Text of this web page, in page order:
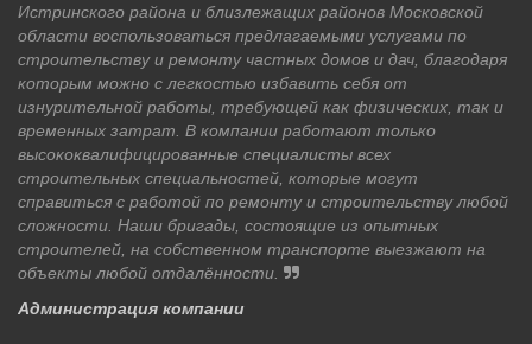
Истринского района и близлежащих районов Московской
области воспользоваться предлагаемыми услугами по
строительству и ремонту частных домов и дач, благодаря
которым можно с легкостью избавить себя от
изнурительной работы, требующей как физических, так и
временных затрат. В компании работают только
высококвалифицированные специалисты всех
строительных специальностей, которые могут
справиться с работой по ремонту и строительству любой
сложности. Наши бригады, состоящие из опытных
строителей, на собственном транспорте выезжают на
объекты любой отдалённости.
Администрация компании